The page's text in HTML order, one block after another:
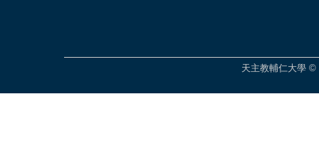
天主教輔仁大學 ©